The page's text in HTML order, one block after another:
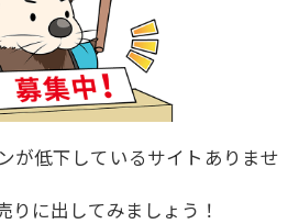
が低下しているサイトありませ
りに出してみましょう！